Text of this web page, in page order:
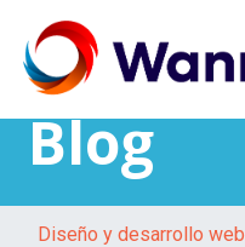
Blog
Diseño y desarrollo web